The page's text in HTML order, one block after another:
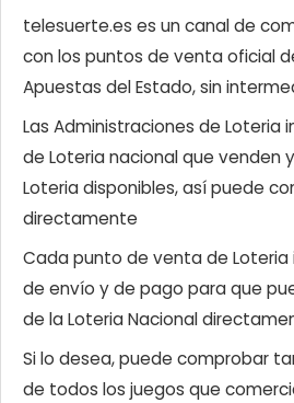
telesuerte.es es un canal de
con los puntos de venta oficial
Apuestas del Estado, sin
Las Administraciones de Loteria
de Loteria nacional que venden
Loteria disponibles, así puede
directamente
Cada punto de venta de Loteria
de envío y de pago para que
de la Loteria Nacional
Si lo desea, puede comprobar
de todos los juegos que